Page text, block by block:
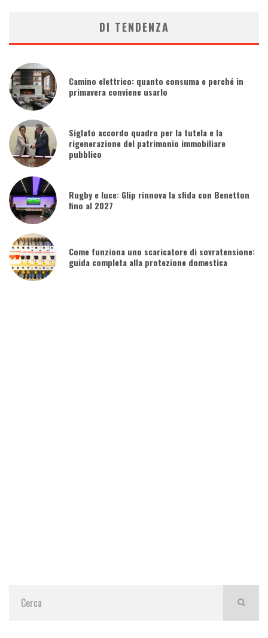
DI TENDENZA
Camino elettrico: quanto consuma e perché in
primavera conviene usarlo
Siglato accordo quadro per la tutela e la
rigenerazione del patrimonio immobiliare
pubblico
Rugby e luce: Glip rinnova la sfida con Benetton
fino al 2027
Come funziona uno scaricatore di sovratensione:
guida completa alla protezione domestica